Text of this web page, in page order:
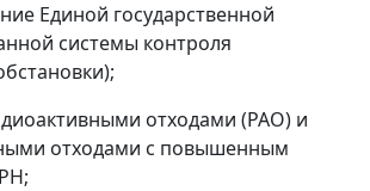
Единой государственной
системы контроля
отходами (РАО) и
отходами с повышенным